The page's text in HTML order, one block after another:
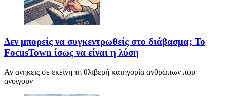
Δεν μπορείς να συγκεντρωθείς στο διάβασμα; Το
FocusTown ίσως να είναι η λύση
Αν ανήκεις σε εκείνη τη θλιβερή κατηγορία ανθρώπων που
ανοίγουν